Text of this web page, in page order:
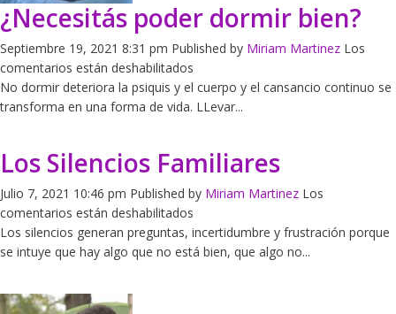
¿Necesitás poder dormir bien?
Septiembre 19, 2021 8:31 pm Published by Miriam Martinez Los
comentarios están deshabilitados
¿Necesitás
poder
No dormir deteriora la psiquis y el cuerpo y el cansancio continuo se
transforma en una forma de vida. LLevar...
Los Silencios Familiares
Julio 7, 2021 10:46 pm Published by Miriam Martinez Los
comentarios están deshabilitados
Los
Silencios
Los silencios generan preguntas, incertidumbre y frustración porque
se intuye que hay algo que no está bien, que algo no...